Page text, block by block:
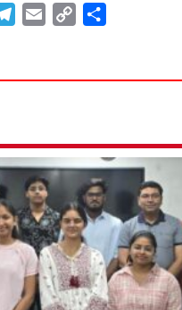
T
e
a
m
E
i
C
y
n
k
r